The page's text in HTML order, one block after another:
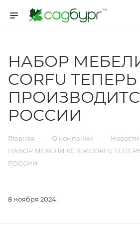
НАБОР МЕБЕЛИ
CORFU ТЕПЕРЬ
РОССИИ
Главная — О компании — Новости
НАБОР МЕБЕЛИ KETER CORFU
РОССИИ
8 ноября 2024